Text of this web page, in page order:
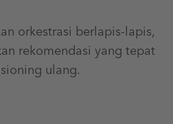
orkestrasi berlapis-lapis,
rekomendasi yang tepat
ulang.